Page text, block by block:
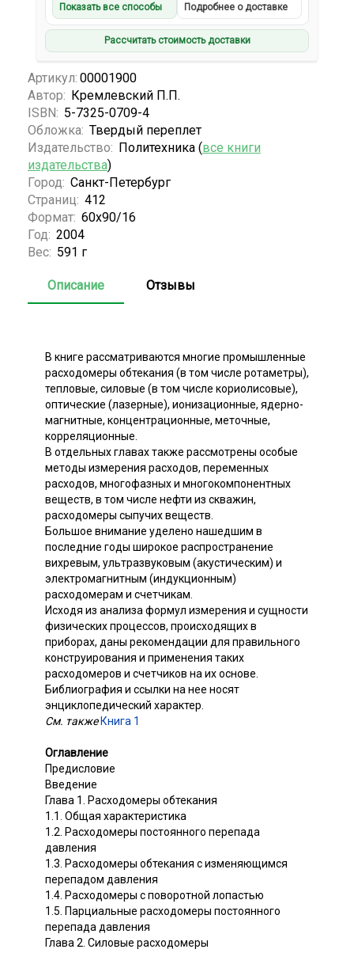
Показать все способы Подробнее о доставке
Рассчитать стоимость доставки
Артикул: 00001900
Автор: Кремлевский П.П.
ISBN: 5-7325-0709-4
Обложка: Твердый переплет
Издательство: Политехника (все книги
издательства)
Город: Санкт-Петербург
Страниц: 412
Формат: 60x90/16
Год: 2004
Вес: 591 г
Описание Отзывы
В книге рассматриваются многие промышленные
расходомеры обтекания (в том числе ротаметры),
тепловые, силовые (в том числе кориолисовые),
оптические (лазерные), ионизационные, ядерно-
магнитные, концентрационные, меточные,
корреляционные.
В отдельных главах также рассмотрены особые
методы измерения расходов, переменных
расходов, многофазных и многокомпонентных
веществ, в том числе нефти из скважин,
расходомеры сыпучих веществ.
Большое внимание уделено нашедшим в
последние годы широкое распространение
вихревым, ультразвуковым (акустическим) и
электромагнитным (индукционным)
расходомерам и счетчикам.
Исходя из анализа формул измерения и сущности
физических процессов, происходящих в
приборах, даны рекомендации для правильного
конструирования и применения таких
расходомеров и счетчиков на их основе.
Библиография и ссылки на нее носят
энциклопедический характер.
См. также Книга 1
Оглавление
Предисловие
Введение
Глава 1. Расходомеры обтекания
1.1. Общая характеристика
1.2. Расходомеры постоянного перепада
давления
1.3. Расходомеры обтекания с изменяющимся
перепадом давления
1.4. Расходомеры с поворотной лопастью
1.5. Парциальные расходомеры постоянного
перепада давления
Глава 2. Силовые расходомеры